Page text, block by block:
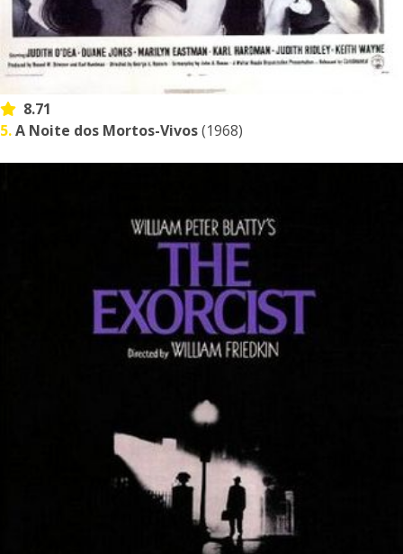
8.71
5.A Noite dos Mortos-Vivos(1968)